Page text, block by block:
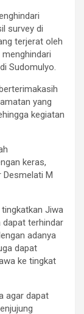
survey di
terjerat oleh
Sudomulyo.
yang
kegiatan
keras,
Desmelati M
Jiwa
dapat terhindar
adanya
dapat
ke tingkat
agar dapat